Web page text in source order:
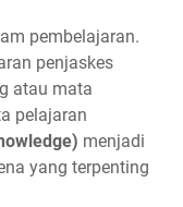
pembelajaran.
penjaskes
atau mata
pelajaran
menjadi
yang terpenting